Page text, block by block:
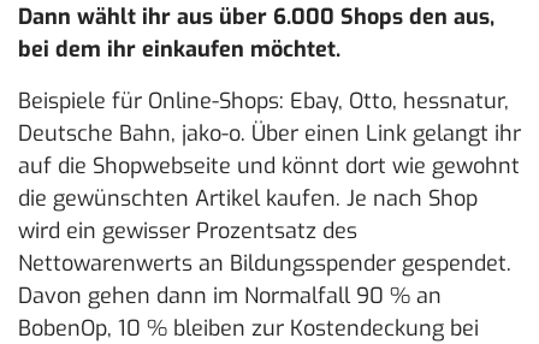
Dann wählt ihr aus über 6.000 Shops den aus,
bei dem ihr einkaufen möchtet.
Beispiele für Online-Shops: Ebay, Otto, hessnatur,
Deutsche Bahn, jako-o. Über einen Link gelangt ihr
auf die Shopwebseite und könnt dort wie gewohnt
die gewünschten Artikel kaufen. Je nach Shop
wird ein gewisser Prozentsatz des
Nettowarenwerts an Bildungsspender gespendet.
Davon gehen dann im Normalfall 90 % an
BobenOp, 10 % bleiben zur Kostendeckung bei